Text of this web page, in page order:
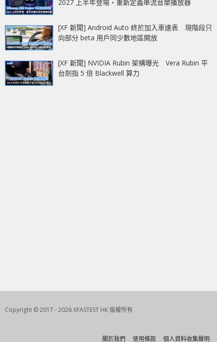
2027 上半年登場‧重新定義串流音樂播放器
[XF 新聞] Android Auto 終於加入車速表 現階段只
向部分 beta 用戶同少數地區開放
[XF 新聞] NVIDIA Rubin 架構曝光 Vera Rubin 平
台劍指 5 倍 Blackwell 算力
Copyright © 2017 - 2026 XFASTEST HK 版權所有
關於我們 使用條款 個人資料收集聲明